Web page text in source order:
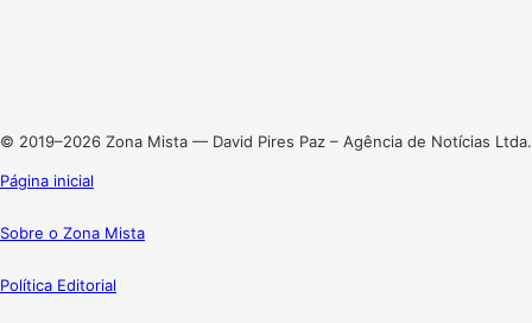
© 2019–2026 Zona Mista — David Pires Paz – Agência de Notícias Ltda.
Página inicial
Sobre o Zona Mista
Política Editorial